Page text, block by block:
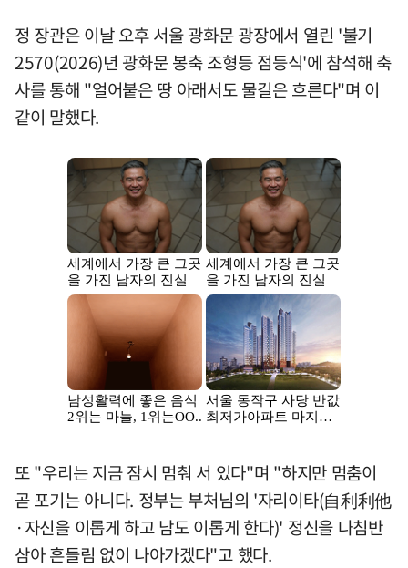
정 장관은 이날 오후 서울 광화문 광장에서 열린 '불기
2570(2026)년 광화문 봉축 조형등 점등식'에 참석해 축
사를 통해 "얼어붙은 땅 아래서도 물길은 흐른다"며 이
같이 말했다.
또 "우리는 지금 잠시 멈춰 서 있다"며 "하지만 멈춤이
곧 포기는 아니다. 정부는 부처님의 '자리이타(自利利他
·자신을 이롭게 하고 남도 이롭게 한다)' 정신을 나침반
삼아 흔들림 없이 나아가겠다"고 했다.